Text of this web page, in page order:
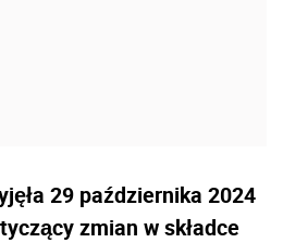
29 października 2024
zmian w składce